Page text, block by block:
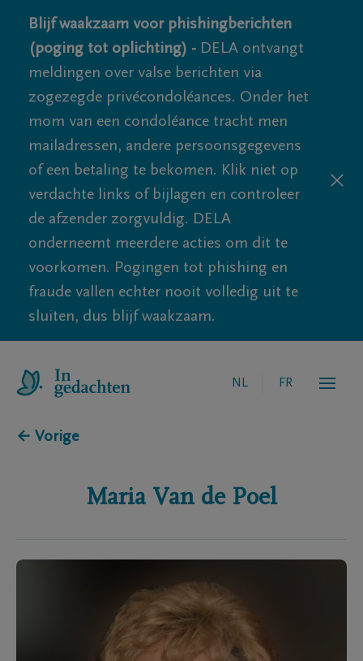
Blijf waakzaam voor phishingberichten
(poging tot oplichting) - DELA ontvangt
meldingen over valse berichten via
zogezegde privécondoléances. Onder het
mom van een condoléance tracht men
mailadressen, andere persoonsgegevens
of een betaling te bekomen. Klik niet op
verdachte links of bijlagen en controleer
de afzender zorgvuldig. DELA
onderneemt meerdere acties om dit te
voorkomen. Pogingen tot phishing en
fraude vallen echter nooit volledig uit te
sluiten, dus blijf waakzaam.
NL FR
← Vorige
Maria Van de Poel